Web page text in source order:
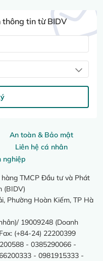
An toàn & Bảo mật
Liên hệ cá nhân
nghiệp
TMCP Đầu tư và Phát
(BIDV)
Phường Hoàn Kiếm, TP Hà
19009248 (Doanh
(+84-24) 22200399
- 0385290066 -
- 0981915333 -
tin từ BIDV